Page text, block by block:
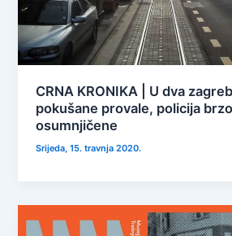
CRNA KRONIKA | U dva
pokušane provale, policija
osumnjičene
Srijeda, 15. travnja 2020.